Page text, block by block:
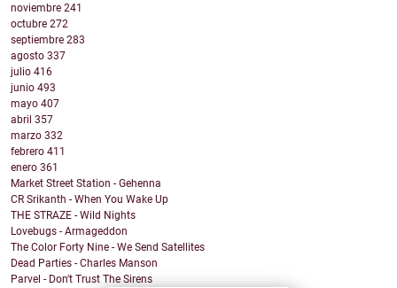
noviembre 241
octubre 272
septiembre 283
agosto 337
julio 416
junio 493
mayo 407
abril 357
marzo 332
febrero 411
enero 361
Market Street Station - Gehenna
CR Srikanth - When You Wake Up
THE STRAZE - Wild Nights
Lovebugs - Armageddon
The Color Forty Nine - We Send Satellites
Dead Parties - Charles Manson
Parvel - Don't Trust The Sirens